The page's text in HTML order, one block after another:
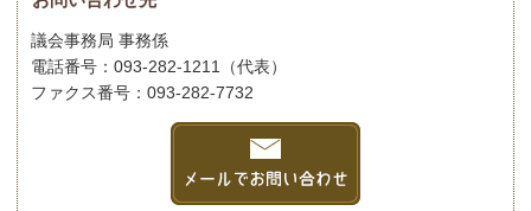
議会事務局 事務係
電話番号：093-282-1211（代表）
ファクス番号：093-282-7732